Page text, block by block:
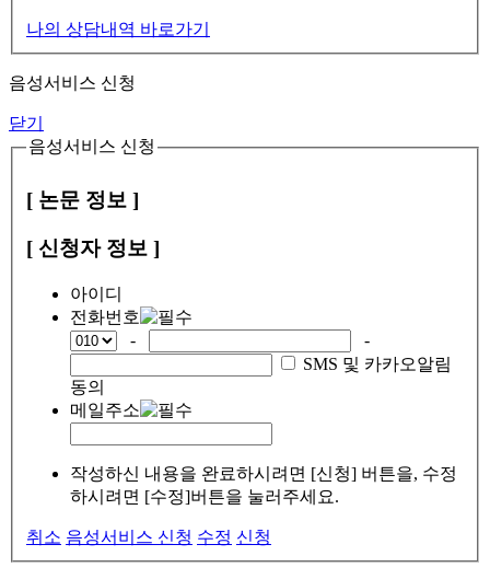
나의 상담내역 바로가기
음성서비스 신청
닫기
음성서비스 신청
[ 논문 정보 ]
[ 신청자 정보 ]
아이디
전화번호
-
-
SMS 및 카카오알림
동의
메일주소
작성하신 내용을 완료하시려면 [신청] 버튼을, 수정
하시려면 [수정]버튼을 눌러주세요.
취소 음성서비스 신청 수정 신청